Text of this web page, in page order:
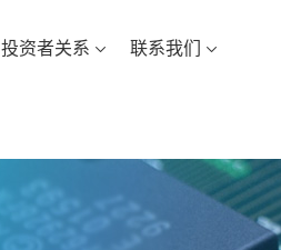
投资者关系 联系我们